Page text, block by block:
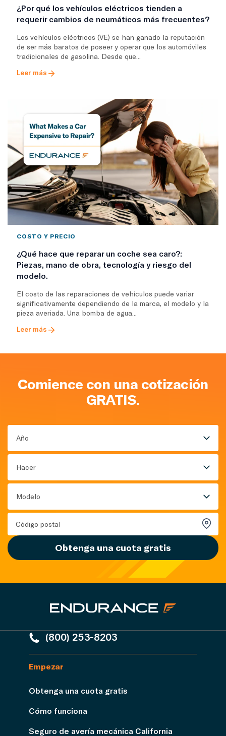
¿Por qué los vehículos eléctricos tienden a
requerir cambios de neumáticos más frecuentes?
Los vehículos eléctricos (VE) se han ganado la reputación
de ser más baratos de poseer y operar que los automóviles
tradicionales de gasolina. Desde que...
Leer más
COSTO Y PRECIO
¿Qué hace que reparar un coche sea caro?:
Piezas, mano de obra, tecnología y riesgo del
modelo.
El costo de las reparaciones de vehículos puede variar
significativamente dependiendo de la marca, el modelo y la
pieza averiada. Una bomba de agua...
Leer más
Comience con una cotización
GRATIS.
Año
Hacer
Modelo
Obtenga una cuota gratis
(800) 253-8203
Empezar
Obtenga una cuota gratis
Cómo funciona
Seguro de avería mecánica California